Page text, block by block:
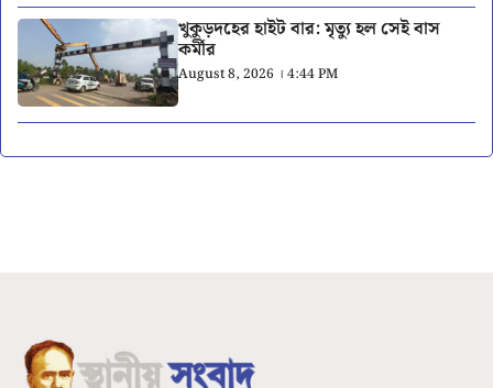
খুকুড়দহের হাইট বার: মৃত্যু হল সেই বাস
কর্মীর
August 8, 2026 । 4:44 PM